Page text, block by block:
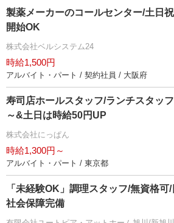
製薬メーカーのコールセンター/土日
開始OK
株式会社ベルシステム24
時給1,500円
アルバイト・パート / 契約社員 / 大阪府
寿司店ホールスタッフ/ランチスタッ
～&土日は時給50円UP
株式会社にっぱん
時給1,300円～
アルバイト・パート / 東京都
「未経験OK」調理スタッフ/無資格
社会保障完備